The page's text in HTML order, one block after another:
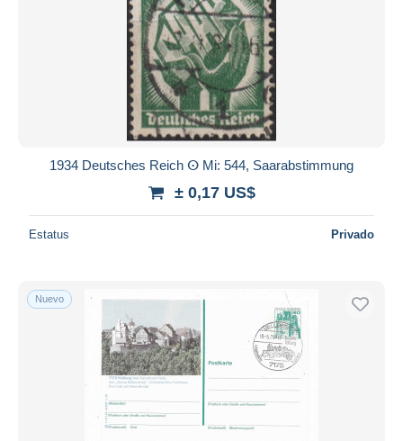
1934 Deutsches Reich ⵙ Mi: 544, Saarabstimmung
± 0,17 US$
Estatus Privado
Nuevo